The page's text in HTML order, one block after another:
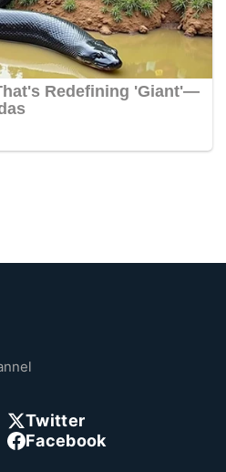
Twitter
Facebook